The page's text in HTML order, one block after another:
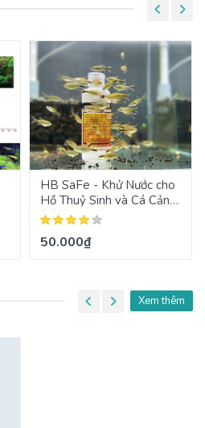
HB SaFe - Khử Nước cho
Hồ Thuỷ Sinh và Cá Cảnh
Siêu Tốc
50.000₫
Xem thêm